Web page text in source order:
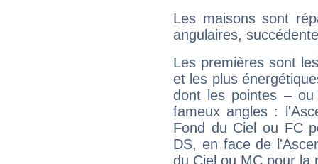
Les maisons sont
angulaires,
Les premières sont
et les plus
dont les pointes –
fameux angles :
Fond du Ciel ou FC
DS, en face de
du Ciel ou MC pour la